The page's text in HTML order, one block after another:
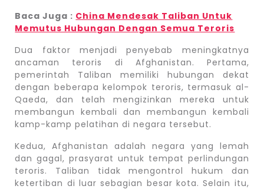
Baca Juga : China Mendesak Taliban Untuk
Memutus Hubungan Dengan Semua Teroris
Dua faktor menjadi penyebab meningkatnya
ancaman teroris di Afghanistan. Pertama,
pemerintah Taliban memiliki hubungan dekat
dengan beberapa kelompok teroris, termasuk al-
Qaeda, dan telah mengizinkan mereka untuk
membangun kembali dan membangun kembali
kamp-kamp pelatihan di negara tersebut.
Kedua, Afghanistan adalah negara yang lemah
dan gagal, prasyarat untuk tempat perlindungan
teroris. Taliban tidak mengontrol hukum dan
ketertiban di luar sebagian besar kota. Selain itu,